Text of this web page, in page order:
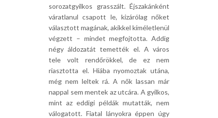
sorozatgyilkos grasszált. Éjszakánként
váratlanul csapott le, kizárólag nőket
választott magának, akikkel kíméletlenül
végzett – mindet megfojtotta. Addig
négy áldozatát temették el. A város
tele volt rendőrökkel, de ez nem
riasztotta el. Hiába nyomoztak utána,
még nem leltek rá. A nők lassan már
nappal sem mentek az utcára. A gyilkos,
mint az eddigi példák mutatták, nem
válogatott. Fiatal lányokra éppen úgy